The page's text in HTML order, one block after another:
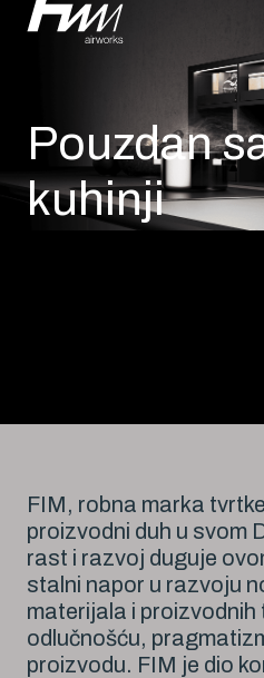
Pouzdan
kuhinji
FIM, robna marka
proizvodni duh u svom
rast i razvoj duguje
stalni napor u razvoju
materijala i proizvodnih
odlučnošću,
proizvodu. FIM je dio